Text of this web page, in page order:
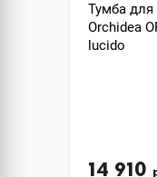
Тумба для
Orchidea
lucido
14 910